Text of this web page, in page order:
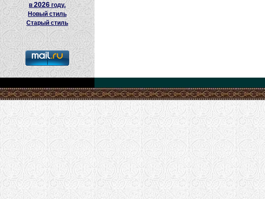
в2026 году.
Новый стиль
Старый стиль